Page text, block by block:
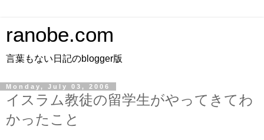
ranobe.com
言葉もない日記のblogger版
Monday, July 03, 2006
イスラム教徒の留学生がやってきてわ
かったこと